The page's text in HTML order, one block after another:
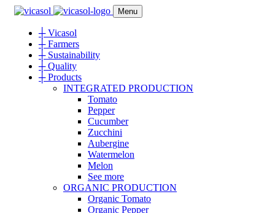
Menu
┼Vicasol
┼Farmers
┼Sustainability
┼Quality
┼Products
INTEGRATED PRODUCTION
Tomato
Pepper
Cucumber
Zucchini
Aubergine
Watermelon
Melon
See more
ORGANIC PRODUCTION
Organic Tomato
Organic Pepper